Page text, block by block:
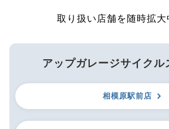
取り扱い店舗を随時拡大
アップガレージサイクル
相模原駅前店